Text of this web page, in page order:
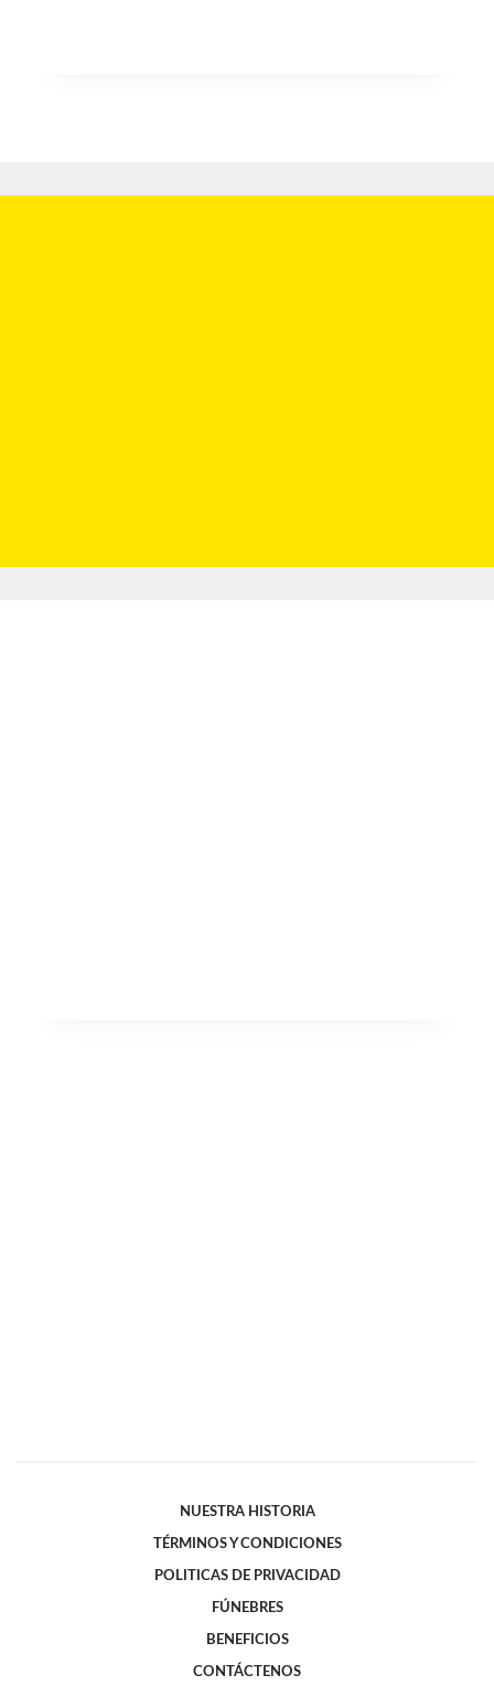
NUESTRA HISTORIA
TÉRMINOS Y CONDICIONES
POLITICAS DE PRIVACIDAD
FÚNEBRES
BENEFICIOS
CONTÁCTENOS